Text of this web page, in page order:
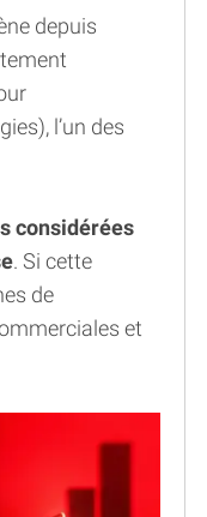
depuis
l’un des
considérées
. Si cette
de
et